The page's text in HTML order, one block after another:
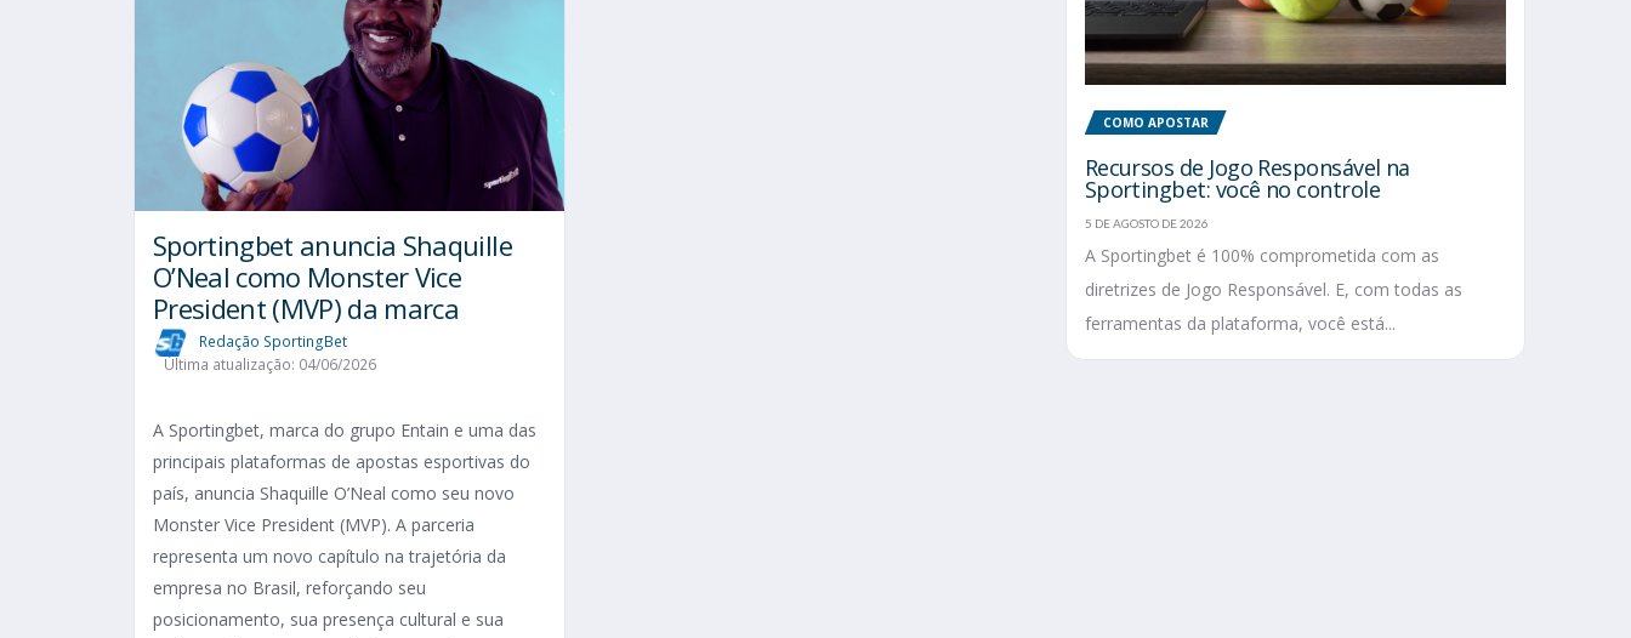
Sportingbet anuncia Shaquille
O’Neal como Monster Vice
President (MVP) da marca
Redação SportingBet
Última atualização: 04/06/2026
A Sportingbet, marca do grupo Entain e uma das
principais plataformas de apostas esportivas do
país, anuncia Shaquille O’Neal como seu novo
Monster Vice President (MVP). A parceria
representa um novo capítulo na trajetória da
empresa no Brasil, reforçando seu
posicionamento, sua presença cultural e sua
COMO APOSTAR
Recursos de Jogo Responsável na
Sportingbet: você no controle
5 DE AGOSTO DE 2026
A Sportingbet é 100% comprometida com as
diretrizes de Jogo Responsável. E, com todas as
ferramentas da plataforma, você está...